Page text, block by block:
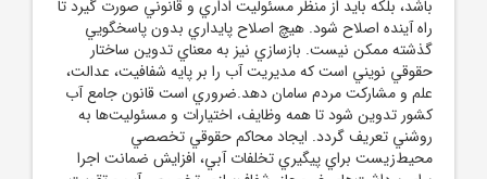
باشد، بلکه بايد از منظر مسئوليت اداري و قانوني صورت گيرد تا
راه آينده اصلاح شود. هيچ اصلاح پايداري بدون پاسخگويي
گذشته ممکن نيست. بازسازي نيز به معناي تدوين ساختار
حقوقي نويني است که مديريت آب را بر پايه شفافيت، عدالت،
علم و مشارکت مردم سامان دهد.ضروري است قانون جامع آب
کشور تدوين شود تا همه وظايف، اختيارات و مسئوليت‌ها به
روشني تعريف گردد. ايجاد محاکم حقوقي تخصصي
محيط‌زيست براي پيگيري تخلفات آبي، افزايش ضمانت اجرا